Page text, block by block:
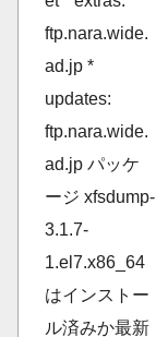
ftp.nara.wide.
ad.jp *
updates:
ftp.nara.wide.
ad.jp パッケ
ージ xfsdump-
3.1.7-
1.el7.x86_64
はインストー
ル済みか最新